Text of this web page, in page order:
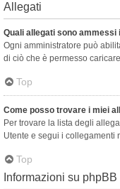
Allegati
Quali allegati sono ammessi
Ogni amministratore può
di ciò che è permesso
Top
Come posso trovare i miei
Per trovare la lista degli
Utente e segui i collegamenti
Top
Informazioni su phpBB